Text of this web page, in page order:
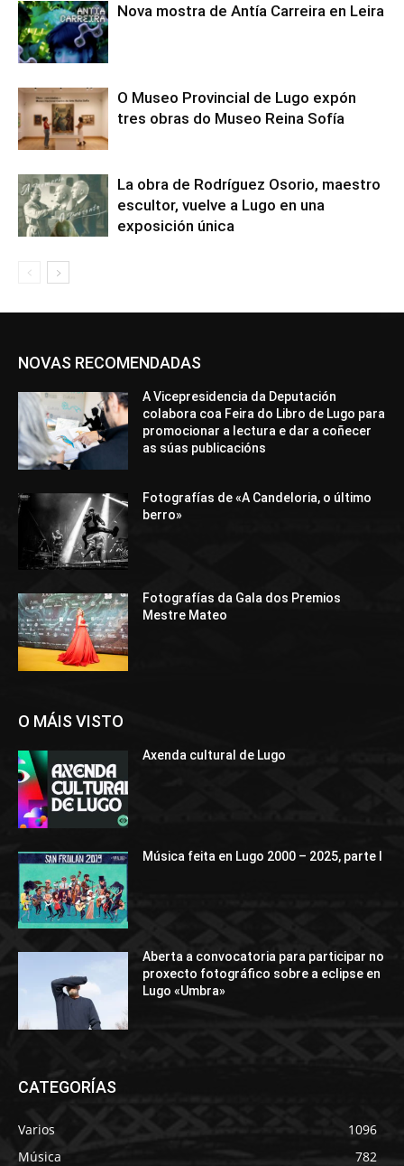
Nova mostra de Antía Carreira en Leira
O Museo Provincial de Lugo expón
tres obras do Museo Reina Sofía
La obra de Rodríguez Osorio, maestro
escultor, vuelve a Lugo en una
exposición única
NOVAS RECOMENDADAS
A Vicepresidencia da Deputación
colabora coa Feira do Libro de Lugo para
promocionar a lectura e dar a coñecer
as súas publicacións
Fotografías de «A Candeloria, o último
berro»
Fotografías da Gala dos Premios
Mestre Mateo
O MÁIS VISTO
Axenda cultural de Lugo
Música feita en Lugo 2000 – 2025, parte I
Aberta a convocatoria para participar no
proxecto fotográfico sobre a eclipse en
Lugo «Umbra»
CATEGORÍAS
Varios
1096
Música
782